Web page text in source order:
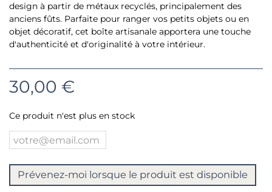
design à partir de métaux recyclés, principalement des
anciens fûts. Parfaite pour ranger vos petits objets ou en
objet décoratif, cet boîte artisanale apportera une touche
d'authenticité et d'originalité à votre intérieur.
30,00 €
Ce produit n'est plus en stock
Prévenez-moi lorsque le produit est disponible